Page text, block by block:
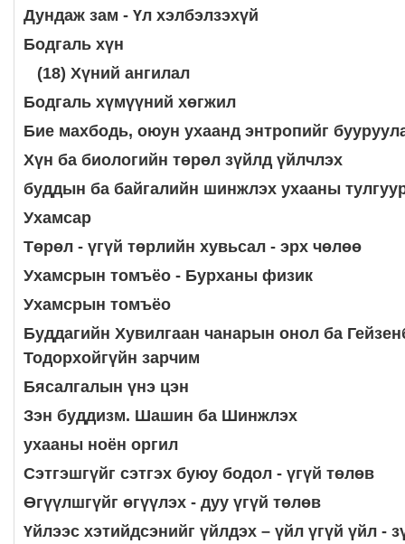
Дундаж зам - Үл хэлбэлзэхүй
Бодгаль хүн
(18) Хүний ангилал
Бодгаль хүмүүний хөгжил
Бие махбодь, оюун ухаанд энтропийг
Хүн ба биологийн төрөл зүйлд үйлчлэх
буддын ба байгалийн шинжлэх ухааны
Ухамсар
Төрөл - үгүй төрлийн хувьсал - эрх чөлөө
Ухамсрын томъёо - Бурханы физик
Ухамсрын томъёо
Буддагийн Хувилгаан чанарын онол ба
Тодорхойгүйн зарчим
Бясалгалын үнэ цэн
Зэн буддизм. Шашин ба Шинжлэх
ухааны ноён оргил
Сэтгэшгүйг сэтгэх буюу бодол - үгүй төлөв
Өгүүлшгүйг өгүүлэх - дуу үгүй төлөв
Үйлээс хэтийдсэнийг үйлдэх – үйл үгүй үйл -